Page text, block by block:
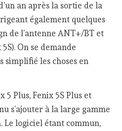
an après la sortie de la
également quelques
de l’antenne ANT+/BT et
On se demande
simplifié les choses en
5 Plus, Fenix 5S Plus et
s’ajouter à la large gamme
Le logiciel étant commun,